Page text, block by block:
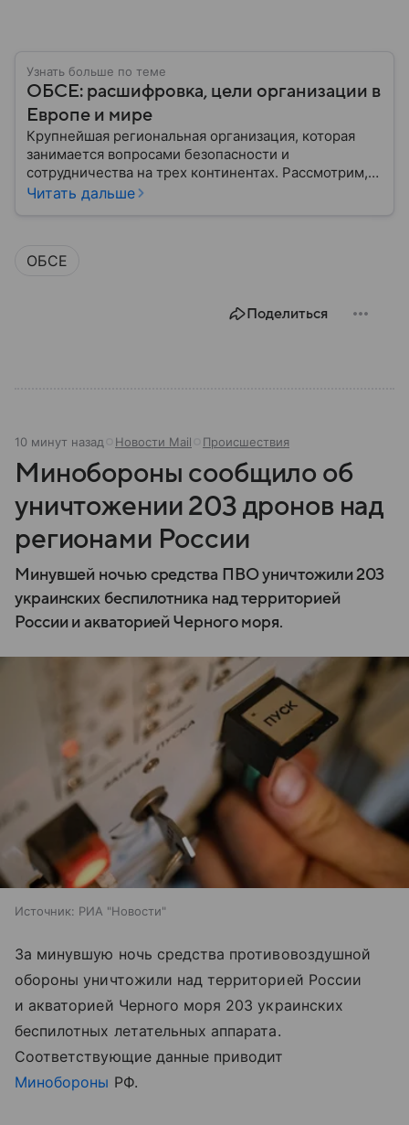
Узнать больше по теме
ОБСЕ: расшифровка, цели организации в
Европе и мире
Крупнейшая региональная организация, которая
занимается вопросами безопасности и
сотрудничества на трех континентах. Рассмотрим,
что делает ОБСЕ, как она была создана и почему
Читать дальше
ОБСЕ
Поделиться
10 минут назад Новости Mail Происшествия
Минобороны сообщило об
уничтожении 203 дронов над
регионами России
Минувшей ночью средства ПВО уничтожили 203
украинских беспилотника над территорией
России и акваторией Черного моря.
Источник: РИА "Новости"
За минувшую ночь средства противовоздушной
обороны уничтожили над территорией России
и акваторией Черного моря 203 украинских
беспилотных летательных аппарата.
Соответствующие данные приводит
Минобороны РФ.